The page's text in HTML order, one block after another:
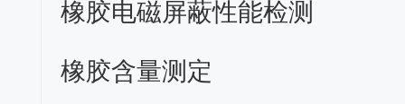
橡胶电磁屏蔽性能检测
橡胶含量测定